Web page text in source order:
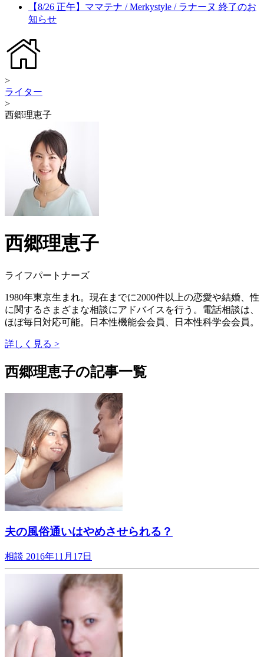
【8/26 正午】ママテナ / Merkystyle / ラナーヌ 終了のお
知らせ
>
ライター
>
西郷理恵子
西郷理恵子
ライフパートナーズ
1980年東京生まれ。現在までに2000件以上の恋愛や結婚、性
に関するさまざまな相談にアドバイスを行う。電話相談は、
ほぼ毎日対応可能。日本性機能会会員、日本性科学会会員。
詳しく見る >
西郷理恵子の記事一覧
夫の風俗通いはやめさせられる？
相談 2016年11月17日